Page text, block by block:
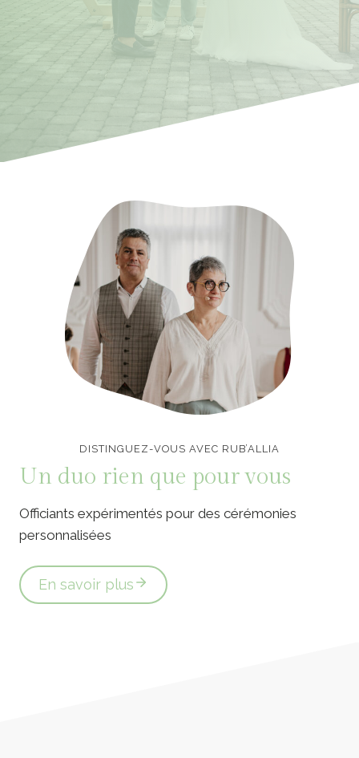
DISTINGUEZ-VOUS AVEC RUB’ALLIA
Un duo rien que pour vous
Officiants expérimentés pour des cérémonies
personnalisées
En savoir plus